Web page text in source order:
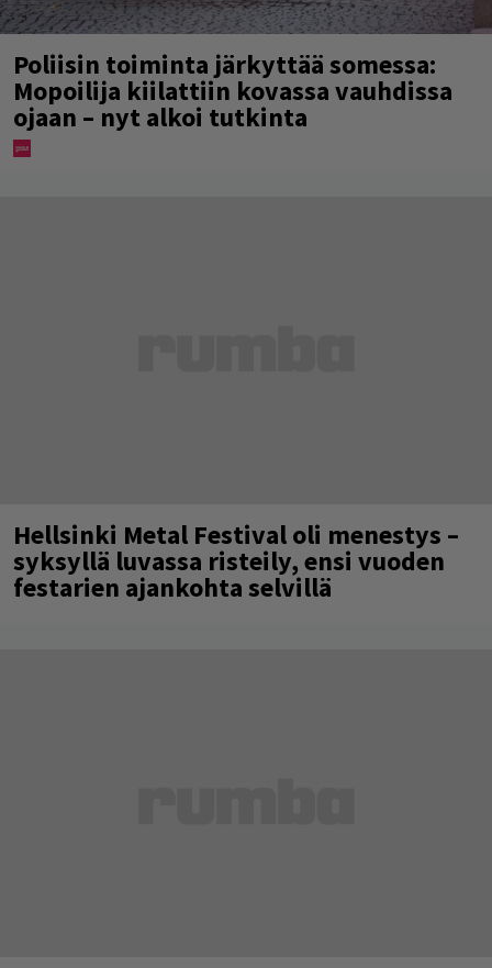
Poliisin toiminta järkyttää somessa:
Mopoilija kiilattiin kovassa vauhdissa
ojaan – nyt alkoi tutkinta
Hellsinki Metal Festival oli menestys –
syksyllä luvassa risteily, ensi vuoden
festarien ajankohta selvillä